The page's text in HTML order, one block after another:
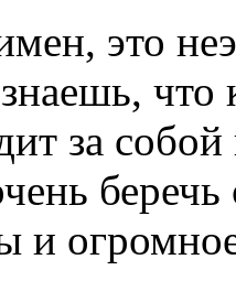
это
что
за
и